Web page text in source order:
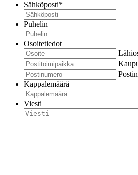
Sähköposti*
Puhelin
Osoitetiedot
Kappalemäärä
Viesti